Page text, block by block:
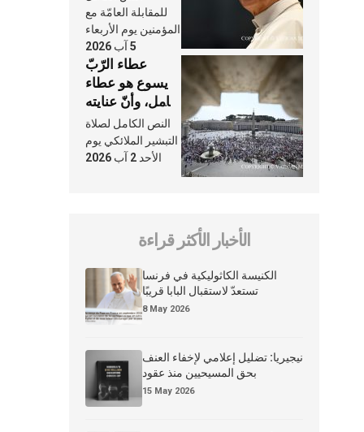
النَّفَس في حياة
الكنيسة
للمقابلة العامّة مع
المؤمنين يوم الأربعاء
5 آب 2026
عطاء الرّبّ
يسوع هو عطاء
شامل، وأنّ عنايته
بنا لا تغيب عنّا
أبدًا
النص الكامل لصلاة
التبشير الملائكي يوم
الأحد 2 آب 2026
الأخبار الأكثر قراءة
الكنيسة الكاثوليكية في فرنسا
تستعدّ لاستقبال البابا قريبًا
8 May 2026
نيجيريا: تضليل إعلامي لإخفاء العنف
بحق المسيحيين منذ عقود
15 May 2026